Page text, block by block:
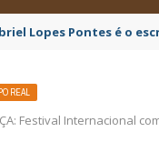
Lopes Pontes é o
REAL
Festival Internacional